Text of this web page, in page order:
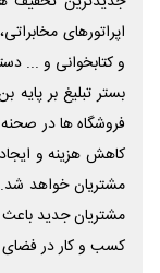
اپراتورهای
و کتابخوانی و ...
بستر تبلیغ بر
فروشگاه ها در
کاهش هزینه و
مشتریان خواهد
مشتریان جدید
کسب و کار در فضای